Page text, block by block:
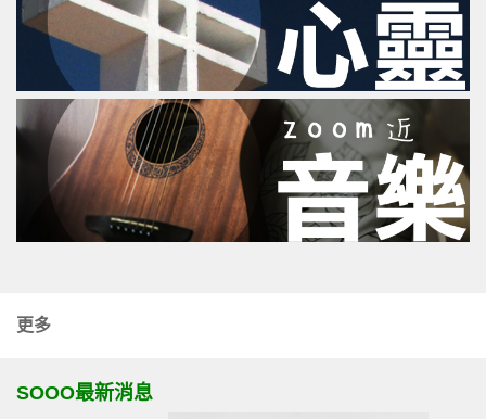
更多
SOOO最新消息